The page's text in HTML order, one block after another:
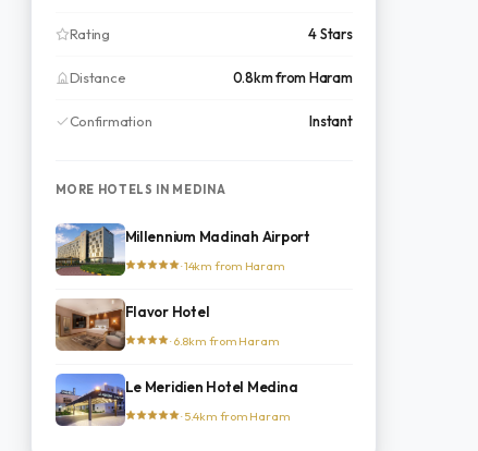
Rating 4 Stars
Distance 0.8km from Haram
Confirmation Instant
MORE HOTELS IN MEDINA
Millennium Madinah Airport
· 14km from Haram
Flavor Hotel
· 6.8km from Haram
Le Meridien Hotel Medina
· 5.4km from Haram